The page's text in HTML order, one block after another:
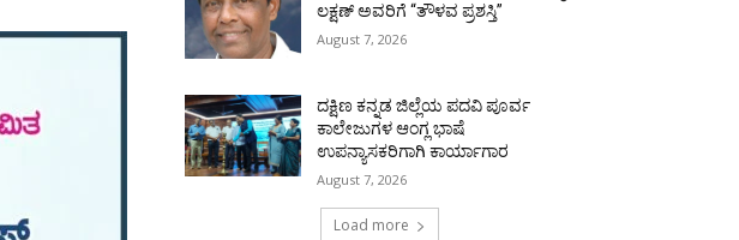
ಲಕ್ಷಣ್ ಅವರಿಗೆ “ತೌಳವ ಪ್ರಶಸ್ತಿ”
August 7, 2026
ದಕ್ಷಿಣ ಕನ್ನಡ ಜಿಲ್ಲೆಯ ಪದವಿ ಪೂರ್ವ
ಕಾಲೇಜುಗಳ ಆಂಗ್ಲ ಭಾಷೆ
ಉಪನ್ಯಾಸಕರಿಗಾಗಿ ಕಾರ್ಯಾಗಾರ
August 7, 2026
Load more